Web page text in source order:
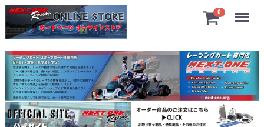
0 Menu